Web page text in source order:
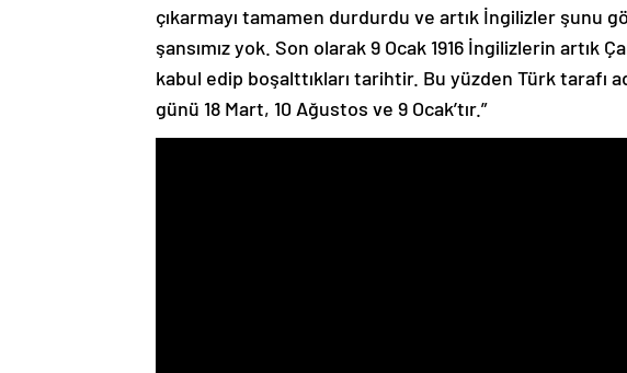
çıkarmayı tamamen durdurdu ve artık İngilizler şunu
şansımız yok. Son olarak 9 Ocak 1916 İngilizlerin artık
kabul edip boşalttıkları tarihtir. Bu yüzden Türk tarafı
günü 18 Mart, 10 Ağustos ve 9 Ocak’tır.”